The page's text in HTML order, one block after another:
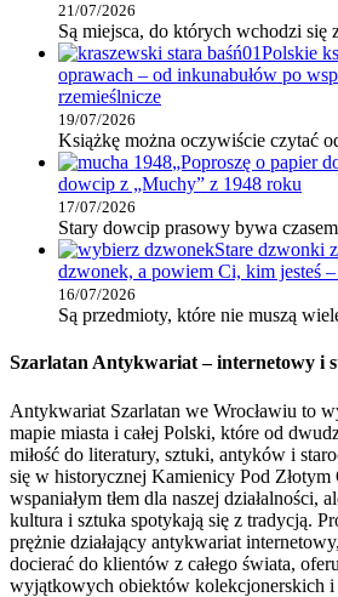
21/07/2026
Są miejsca, do których wchodzi się
Polskie
oprawach – od inkunabułów po
rzemieślnicze
19/07/2026
Książkę można oczywiście czytać
„Poproszę o papier
dowcip z „Muchy” z 1948 roku
17/07/2026
Stary dowcip prasowy bywa
Stare dzwonki
dzwonek, a powiem Ci, kim jesteś
16/07/2026
Są przedmioty, które nie muszą
Szarlatan Antykwariat – internetowy i
Antykwariat Szarlatan we Wrocławiu to
mapie miasta i całej Polski, które od
miłość do literatury, sztuki, antyków i
się w historycznej Kamienicy Pod Złotym
wspaniałym tłem dla naszej działalności,
kultura i sztuka spotykają się z tradycją.
prężnie działający antykwariat
docierać do klientów z całego świata,
wyjątkowych obiektów kolekcjonerskich